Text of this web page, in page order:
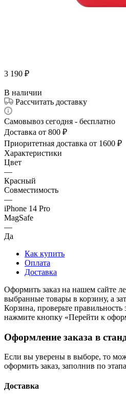
3 190 ₽
В наличии
Рассчитать доставку
Самовывоз сегодня - бесплатно
Доставка от 800 ₽
Приоритетная доставка от 1600 ₽
Характеристики
Цвет
—
Красный
Совместимость
—
iPhone 14 Pro
MagSafe
—
Да
Как купить
Оплата
Доставка
Оформить заказ на нашем сайте
выбранные товары в корзину, а
Корзина, проверьте
нажмите кнопку «Перейти к
Оформление заказа в
Если вы уверены в выборе, то
оформить заказ, заполнив по
Доставка